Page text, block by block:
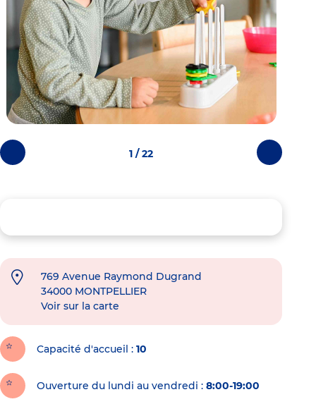
Photos
précédentes
Photos
suivantes
1 / 22
769 Avenue Raymond Dugrand
34000 MONTPELLIER
Voir sur la carte
Capacité d'accueil 10
Ouverture du lundi au vendredi : 8:00-19:00